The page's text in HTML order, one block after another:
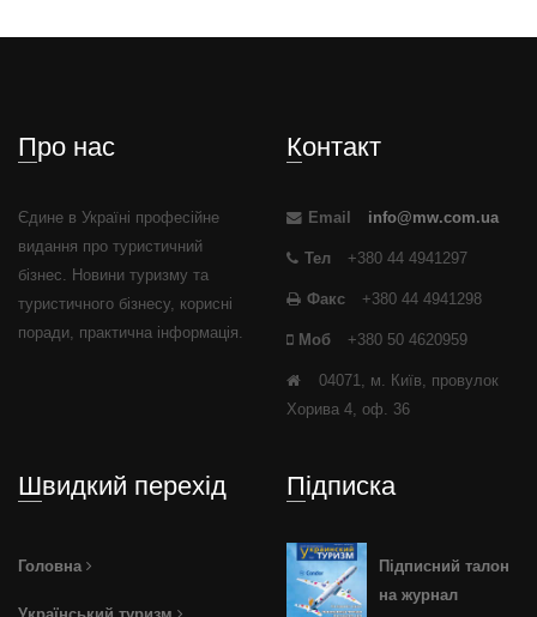
Про нас
Єдине в Україні професійне
видання про туристичний
бізнес. Новини туризму та
туристичного бізнесу, корисні
поради, практична інформація.
Контакт
Email info@mw.com.ua
Тел +380 44 4941297
Факс +380 44 4941298
Моб +380 50 4620959
04071, м. Київ, провулок
Хорива 4, оф. 36
Швидкий перехід
Головна
Підписка
Підписний талон
на журнал